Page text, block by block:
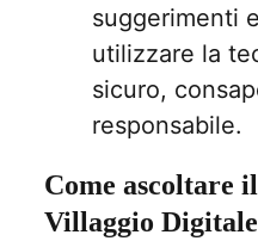
suggerimenti
utilizzare la
sicuro,
responsabile.
Come ascoltare
Villaggio